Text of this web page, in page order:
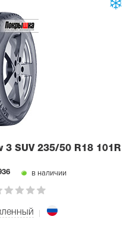
3 SUV 235/50 R18 101R
в наличии